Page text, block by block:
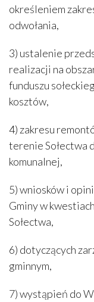
określeniem
odwołania,
3) ustalenie
realizacji na
funduszu
kosztów,
4) zakresu
terenie Sołectwa
komunalnej,
5) wniosków i
Gminy w
Sołectwa,
6) dotyczących
gminnym,
7) wystąpień do